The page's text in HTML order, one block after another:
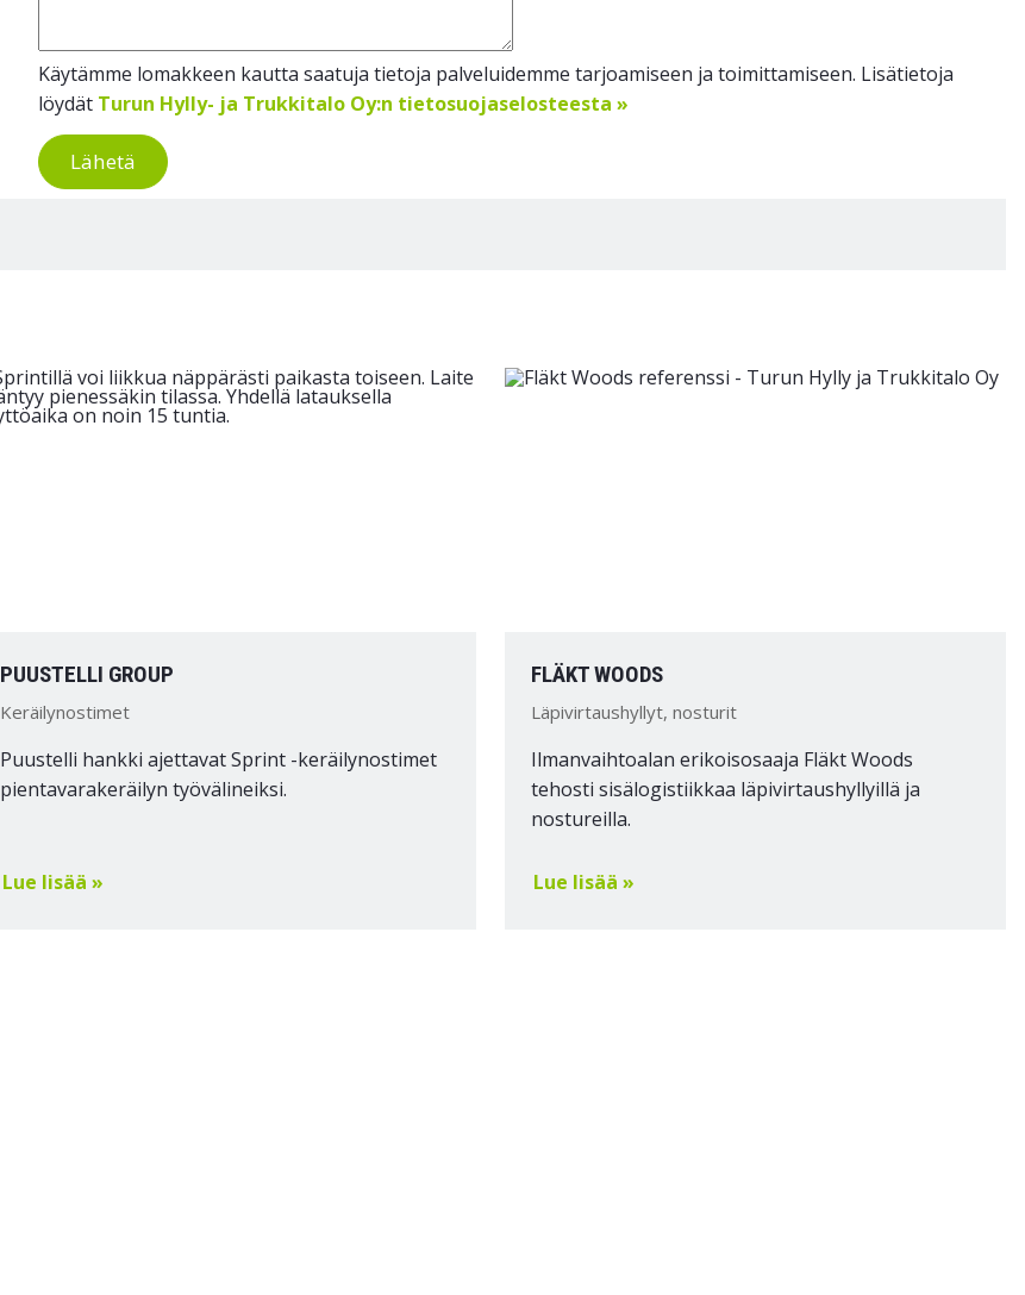
Käytämme lomakkeen kautta saatuja tietoja palveluidemme tarjoamiseen ja toimittamiseen. Lisätietoja
löydät Turun Hylly- ja Trukkitalo Oy:n tietosuojaselosteesta »
Lähetä
PUUSTELLI GROUP
Keräilynostimet
Puustelli hankki ajettavat Sprint -keräilynostimet
pientavarakeräilyn työvälineiksi.
Lue lisää »
FLÄKT WOODS
Läpivirtaushyllyt, nosturit
Ilmanvaihtoalan erikoisosaaja Fläkt Woods
tehosti sisälogistiikkaa läpivirtaushyllyillä ja
nostureilla.
Lue lisää »